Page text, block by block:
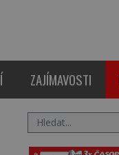
ZAJÍMAVOSTI